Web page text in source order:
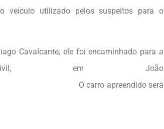
veículo utilizado pelos suspeitos para o
Cavalcante, ele foi encaminhado para a
em João
será